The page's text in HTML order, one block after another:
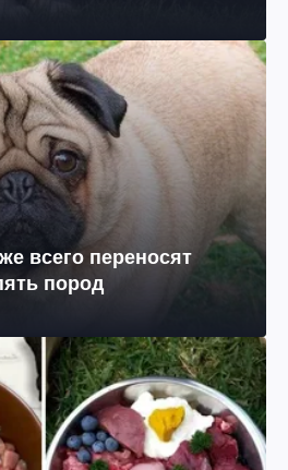
всего переносят
пород